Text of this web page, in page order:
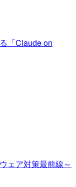
「Claude on
ェア対策最前線～